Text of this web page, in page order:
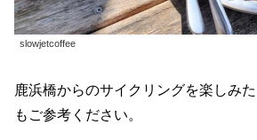
slowjetcoffee
鹿浜橋からのサイクリングを楽しみ
もご参考ください。